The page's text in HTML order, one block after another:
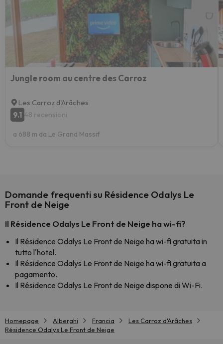
Jungle room au centre des Carroz
Les Carroz d'Arâches
9.1 48 recensioni
a 688 m da Le Grand Massif
Domande frequenti su Résidence Odalys Le
Front de Neige
Il Résidence Odalys Le Front de Neige ha wi-fi?
Il Résidence Odalys Le Front de Neige ha wi-fi gratuita in
tutto l'hotel.
Il Résidence Odalys Le Front de Neige ha wi-fi gratuita a
pagamento.
Il Résidence Odalys Le Front de Neige dispone di Wi-Fi.
Homepage Alberghi Francia
Les Carroz d'Arâches
Résidence Odalys Le Front de Neige